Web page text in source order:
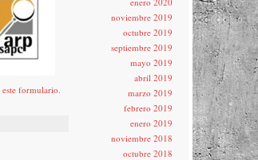
este formulario.
noviembre 2019
octubre 2019
septiembre 2019
mayo 2019
abril 2019
marzo 2019
febrero 2019
enero 2019
noviembre 2018
octubre 2018